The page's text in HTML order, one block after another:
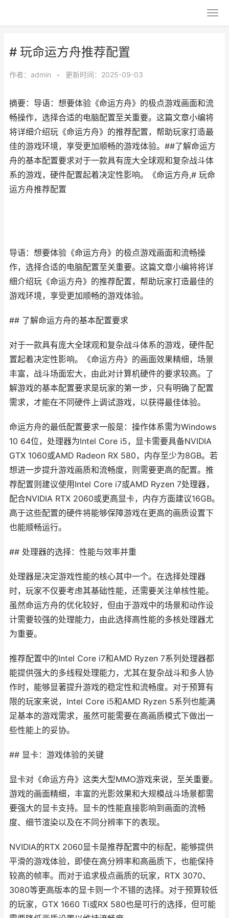
# 玩命运方舟推荐配置
作者： admin • 更新时间：2025-09-03
摘要：导语：想要体验《命运方舟》的极点游戏画面和流
畅操作，选择合适的电脑配置至关重要。这篇文章小编将
将详细介绍玩《命运方舟》的推荐配置，帮助玩家打造最
佳的游戏环境，享受更加顺畅的游戏体验。##了解命运方
舟的基本配置要求对于一款具有庞大全球观和复杂战斗体
系的游戏，硬件配置起着决定性影响。《命运方舟,# 玩命
运方舟推荐配置
导语：想要体验《命运方舟》的极点游戏画面和流畅操
作，选择合适的电脑配置至关重要。这篇文章小编将将详
细介绍玩《命运方舟》的推荐配置，帮助玩家打造最佳的
游戏环境，享受更加顺畅的游戏体验。
## 了解命运方舟的基本配置要求
对于一款具有庞大全球观和复杂战斗体系的游戏，硬件配
置起着决定性影响。《命运方舟》的画面效果精细，场景
丰富，战斗场面宏大，由此对计算机硬件的要求较高。了
解游戏的基本配置要求是玩家的第一步，只有明确了配置
需求，才能在不同硬件上调试游戏，以获得最佳体验。
命运方舟的最低配置要求一般是：操作体系需为Windows
10 64位，处理器为Intel Core i5，显卡需要具备NVIDIA
GTX 1060或AMD Radeon RX 580，内存至少为8GB。若
想进一步提升游戏画质和流畅度，则需要更高的配置。推
荐配置则建议使用Intel Core i7或AMD Ryzen 7处理器，
配合NVIDIA RTX 2060或更高显卡，内存方面建议16GB。
高于这些配置的硬件将能够保障游戏在更高的画质设置下
也能顺畅运行。
## 处理器的选择：性能与效率并重
处理器是决定游戏性能的核心其中一个。在选择处理器
时，玩家不仅要考虑其基础性能，还需要关注单核性能。
虽然命运方舟的优化较好，但由于游戏中的场景和动作设
计需要较强的处理能力，由此选择高性能的多核处理器尤
为重要。
推荐配置中的Intel Core i7和AMD Ryzen 7系列处理器都
能提供强大的多线程处理能力，尤其在复杂战斗和多人协
作时，能够显著提升游戏的稳定性和流畅度。对于预算有
限的玩家来说，Intel Core i5和AMD Ryzen 5系列也能满
足基本的游戏需求，虽然可能需要在高画质模式下做出一
些性能上的妥协。
## 显卡：游戏体验的关键
显卡对《命运方舟》这类大型MMO游戏来说，至关重要。
游戏的画面精细，丰富的光影效果和大规模战斗场景都需
要强大的显卡支持。显卡的性能直接影响到画面的流畅
度、细节渲染以及在不同分辨率下的表现。
NVIDIA的RTX 2060显卡是推荐配置中的标配，能够提供
平滑的游戏体验，即使在高分辨率和高画质下，也能保持
较高的帧率。而对于追求极点画质的玩家，RTX 3070、
3080等更高版本的显卡则一个不错的选择。对于预算较低
的玩家，GTX 1660 Ti或RX 580也是可行的选择，但可能